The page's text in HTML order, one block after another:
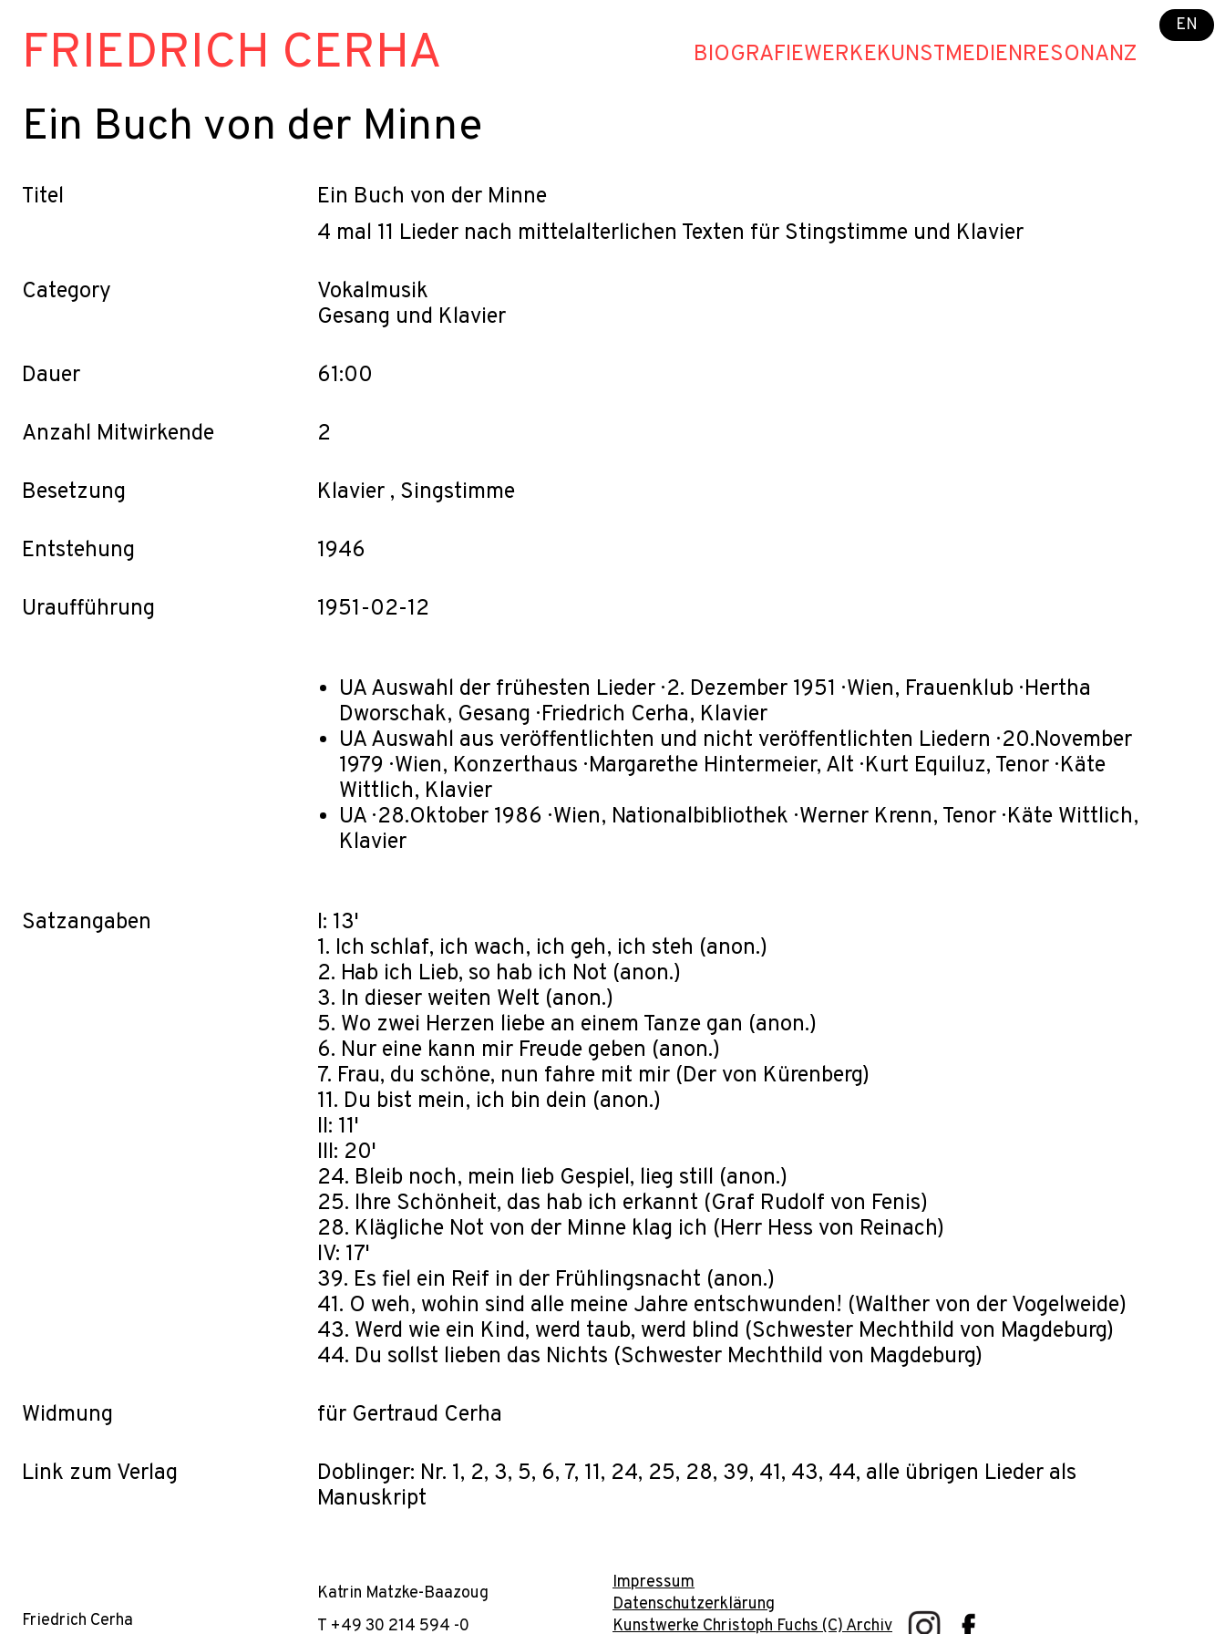
EN
FRIEDRICH CERHA BIOGRAFIEWERKEKUNSTMEDIENRESONANZ
Ein Buch von der Minne
Titel
Ein Buch von der Minne
4 mal 11 Lieder nach mittelalterlichen Texten für Stingstimme und Klavier
Category
Vokalmusik
Gesang und Klavier
Dauer 61:00
Anzahl Mitwirkende 2
Besetzung Klavier , Singstimme
Entstehung 1946
Uraufführung 1951-02-12
UA Auswahl der frühesten Lieder · 2. Dezember 1951 · Wien, Frauenklub · Hertha
Dworschak, Gesang · Friedrich Cerha, Klavier
UA Auswahl aus veröffentlichten und nicht veröffentlichten Liedern · 20.November
1979 · Wien, Konzerthaus · Margarethe Hintermeier, Alt · Kurt Equiluz, Tenor · Käte
Wittlich, Klavier
UA · 28.Oktober 1986 · Wien, Nationalbibliothek · Werner Krenn, Tenor · Käte Wittlich,
Klavier
Satzangaben
I: 13'
1. Ich schlaf, ich wach, ich geh, ich steh (anon.)
2. Hab ich Lieb, so hab ich Not (anon.)
3. In dieser weiten Welt (anon.)
5. Wo zwei Herzen liebe an einem Tanze gan (anon.)
6. Nur eine kann mir Freude geben (anon.)
7. Frau, du schöne, nun fahre mit mir (Der von Kürenberg)
11. Du bist mein, ich bin dein (anon.)
II: 11'
III: 20'
24. Bleib noch, mein lieb Gespiel, lieg still (anon.)
25. Ihre Schönheit, das hab ich erkannt (Graf Rudolf von Fenis)
28. Klägliche Not von der Minne klag ich (Herr Hess von Reinach)
IV: 17'
39. Es fiel ein Reif in der Frühlingsnacht (anon.)
41. O weh, wohin sind alle meine Jahre entschwunden! (Walther von der Vogelweide)
43. Werd wie ein Kind, werd taub, werd blind (Schwester Mechthild von Magdeburg)
44. Du sollst lieben das Nichts (Schwester Mechthild von Magdeburg)
Widmung für Gertraud Cerha
Link zum Verlag
Doblinger: Nr. 1, 2, 3, 5, 6, 7, 11, 24, 25, 28, 39, 41, 43, 44, alle übrigen Lieder als
Manuskript
Friedrich Cerha
Katrin Matzke-Baazoug
T +49 30 214 594 -0
Impressum
Datenschutzerklärung
Kunstwerke Christoph Fuchs (C) Archiv